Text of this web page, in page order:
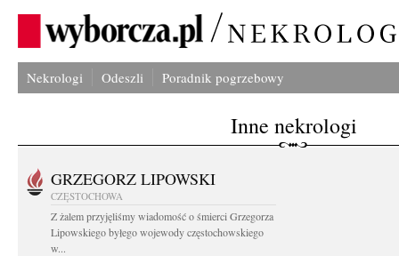
Nekrologi Odeszli Poradnik pogrzebowy
Inne nekrologi
GRZEGORZ LIPOWSKI
CZĘSTOCHOWA
Z żalem przyjęliśmy wiadomość o śmierci Grzegorza
Lipowskiego byłego wojewody częstochowskiego
w...